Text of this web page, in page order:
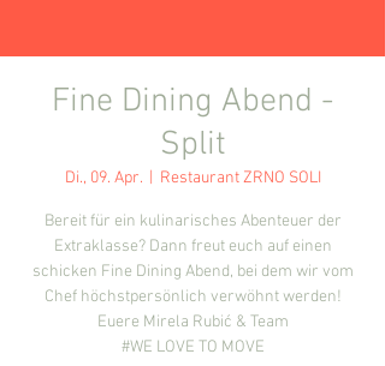
Fine Dining Abend -
Split
Di., 09. Apr.
  |
Restaurant ZRNO SOLI
Bereit für ein kulinarisches Abenteuer der
Extraklasse? Dann freut euch auf einen
schicken Fine Dining Abend, bei dem wir vom
Chef höchstpersönlich verwöhnt werden!
Euere Mirela Rubić & Team
#WE LOVE TO MOVE